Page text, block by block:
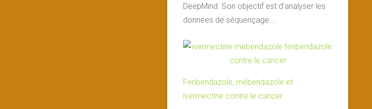
DeepMind. Son objectif est d’analyser les
données de séquençage...
Fenbendazole, mébendazole et
ivermectine contre le cancer